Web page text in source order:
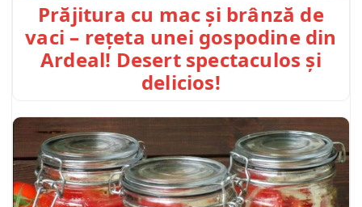
Prăjitura cu mac și brânză de
vaci – rețeta unei gospodine din
Ardeal! Desert spectaculos și
delicios!